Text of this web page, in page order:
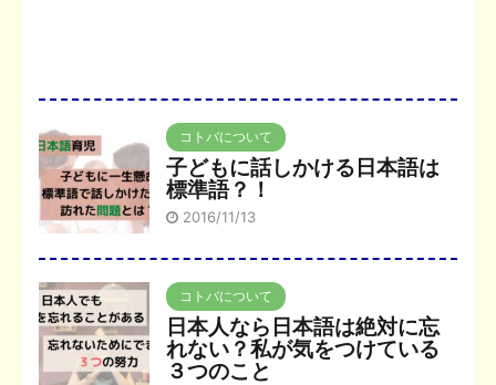
コトバについて
子どもに話しかける日本語は
標準語？！
2016/11/13
コトバについて
日本人なら日本語は絶対に忘
れない？私が気をつけている
３つのこと